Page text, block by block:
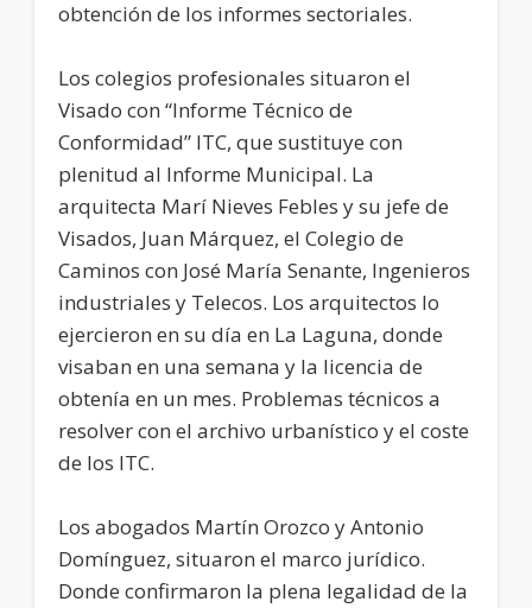
obtención de los informes sectoriales.
Los colegios profesionales situaron el
Visado con “Informe Técnico de
Conformidad” ITC, que sustituye con
plenitud al Informe Municipal. La
arquitecta Marí Nieves Febles y su jefe de
Visados, Juan Márquez, el Colegio de
Caminos con José María Senante, Ingenieros
industriales y Telecos. Los arquitectos lo
ejercieron en su día en La Laguna, donde
visaban en una semana y la licencia de
obtenía en un mes. Problemas técnicos a
resolver con el archivo urbanístico y el coste
de los ITC.
Los abogados Martín Orozco y Antonio
Domínguez, situaron el marco jurídico.
Donde confirmaron la plena legalidad de la